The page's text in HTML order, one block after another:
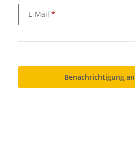
E-Mail
Benachrichtigung